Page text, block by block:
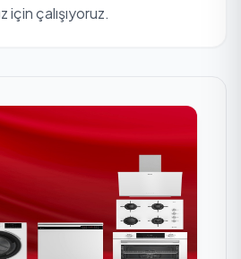
için çalışıyoruz.